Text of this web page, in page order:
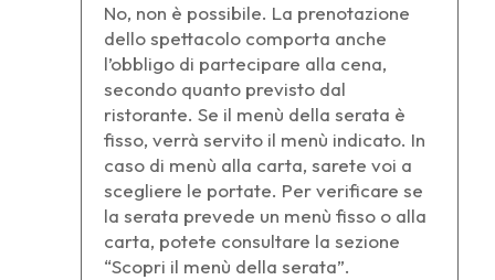
No, non è possibile. La prenotazione
dello spettacolo comporta anche
l’obbligo di partecipare alla cena,
secondo quanto previsto dal
ristorante. Se il menù della serata è
fisso, verrà servito il menù indicato. In
caso di menù alla carta, sarete voi a
scegliere le portate. Per verificare se
la serata prevede un menù fisso o alla
carta, potete consultare la sezione
“Scopri il menù della serata”.